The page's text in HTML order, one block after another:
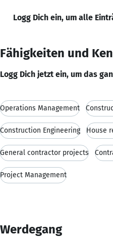
Logg Dich ein, um alle
Fähigkeiten und
Logg Dich jetzt ein, um das
Operations Management
Construction Engineering House
General contractor projects
Project Management
Werdegang